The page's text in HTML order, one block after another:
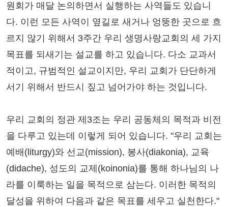
원회가 매달 논의하면서 실행하는 사역들도 있습니
다. 이런 모든 사역이 옆길로 새거나 엉뚱한 곳으로 흐
르지 않기 위해서 3주간 우리 생명사랑교회의 세 가지
목표를 되새기는 설교를 하고 있습니다. 다소 교과서
적이고, 규범적인 설교이지만, 우리 교회가 단단하게
서기 위해서 반드시 짚고 넘어가야 하는 것입니다.
우리 교회의 정관 제3조는 우리 공동체의 목적과 비전
을 다루고 있는데 이렇게 되어 있습니다. "우리 교회는
예배(liturgy)와 선교(mission), 봉사(diakonia), 교육
(didache), 성도의 교제(koinonia)를 통해 하나님의 나
라를 이룩하는 일을 목적으로 삼는다. 이러한 목적의
달성을 위하여 다음과 같은 목표를 세우고 실천한다."